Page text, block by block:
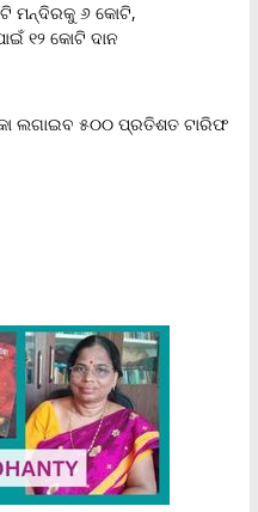
ମନ୍ଦିରକୁ ୬ କୋଟି,
୧୨ କୋଟି ଦାନ
ଲଗାଇବ ୫୦୦ ପ୍ରତିଶତ ଟାରିଫ